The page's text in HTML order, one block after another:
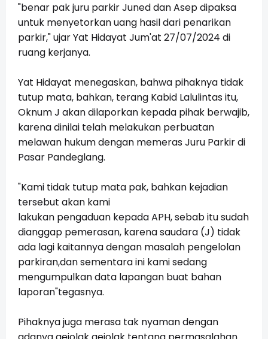
"benar pak juru parkir Juned dan Asep dipaksa
untuk menyetorkan uang hasil dari penarikan
parkir," ujar Yat Hidayat Jum'at 27/07/2024 di
ruang kerjanya.
Yat Hidayat menegaskan, bahwa pihaknya tidak
tutup mata, bahkan, terang Kabid Lalulintas itu,
Oknum J akan dilaporkan kepada pihak berwajib,
karena dinilai telah melakukan perbuatan
melawan hukum dengan memeras Juru Parkir di
Pasar Pandeglang.
"Kami tidak tutup mata pak, bahkan kejadian
tersebut akan kami
lakukan pengaduan kepada APH, sebab itu sudah
dianggap pemerasan, karena saudara (J) tidak
ada lagi kaitannya dengan masalah pengelolan
parkiran,dan sementara ini kami sedang
mengumpulkan data lapangan buat bahan
laporan"tegasnya.
Pihaknya juga merasa tak nyaman dengan